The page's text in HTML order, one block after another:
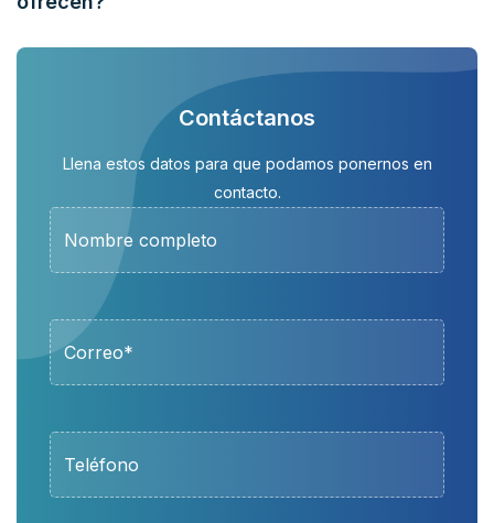
Contáctanos
Llena estos datos para que podamos ponernos en
contacto.